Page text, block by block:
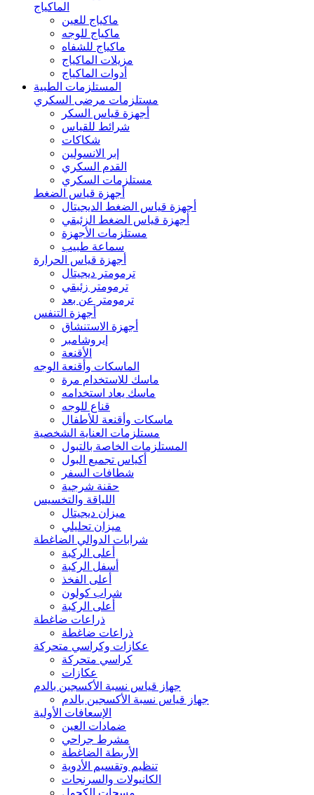
الماكياج
ماكياج للعين
ماكياج للوجه
ماكياج للشفاه
مزيلات الماكياج
أدوات الماكياج
المستلزمات الطبية
مستلزمات مرضى السكري
أجهزة قياس السكر
شرائط للقياس
شكاكات
إبر الانسولين
القدم السكري
مستلزمات السكري
أجهزة قياس الضغط
أجهزة قياس الضغط الديجيتال
أجهزة قياس الضغط الزئبقي
مستلزمات الأجهزة
سماعة طبيب
أجهزة قياس الحرارة
ترمومتر ديجيتال
ترمومتر زئبقي
ترمومتر عن بعد
أجهزة التنفس
أجهزة الاستنشاق
إيروشامبر
الأقنعة
الماسكات وأقنعة الوجه
ماسك للاستخدام مرة
ماسك يعاد استخدامه
قناع للوجه
ماسكات وأقنعة للأطفال
مستلزمات العناية الشخصية
المستلزمات الخاصة بالتبول
أكياس تجميع البول
شطافات السفر
حقنة شرجية
اللياقة والتخسيس
ميزان ديجيتال
ميزان تحليلي
شرابات الدوالي الضاغطة
أعلى الركبة
أسفل الركبة
أعلى الفخذ
شراب كولون
أعلى الركبة
ذراعات ضاغطة
ذراعات ضاغطة
عكازات وكراسي متحركة
كراسي متحركة
عكازات
جهاز قياس نسبة الأكسجين بالدم
جهاز قياس نسبة الأكسجين بالدم
الإسعافات الأولية
ضمادات العين
مشرط جراحي
الأربطة الضاغطة
تنظيم وتقسيم الأدوية
الكانيولات والسرنجات
مسحات الكحول